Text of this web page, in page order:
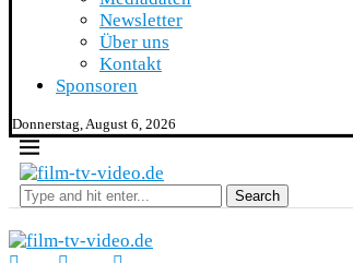
Newsletter
Über uns
Kontakt
Sponsoren
Donnerstag, August 6, 2026
Search